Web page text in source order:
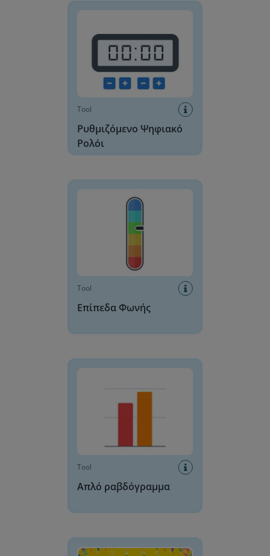
Tool
Ρυθμιζόμενο Ψηφιακό
Ρολόι
Tool
Επίπεδα Φωνής
Tool
Απλό ραβδόγραμμα